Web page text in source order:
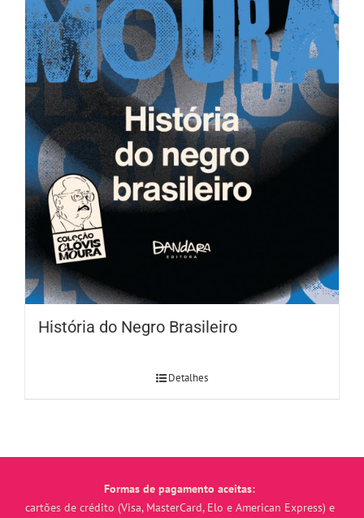
História do Negro Brasileiro
Detalhes
Formas de pagamento aceitas:
cartões de crédito (Visa, MasterCard, Elo e American Express) e